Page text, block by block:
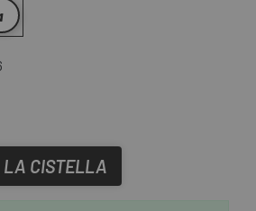
LA CISTELLA